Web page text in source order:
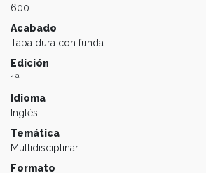
600
Acabado
Tapa dura con funda
Edición
1ª
Idioma
Inglés
Temática
Multidisciplinar
Formato